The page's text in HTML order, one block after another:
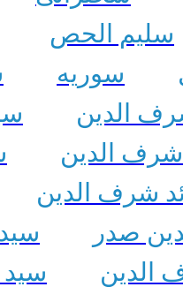
سلیم الحص
سوریه
الدین
الدین
شرف الدین
صدر
الدین
سید